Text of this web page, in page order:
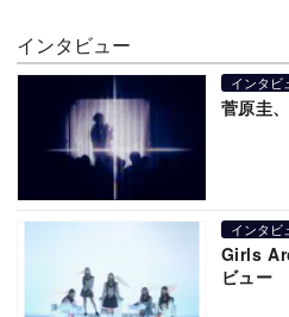
インタビュー
インタビ
菅原圭
インタビ
Girls
ビュー